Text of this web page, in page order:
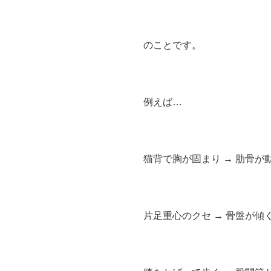
のことです。
例えば…
猫背で胸が固まり → 肋骨が
片足重心のクセ → 骨盤が傾く